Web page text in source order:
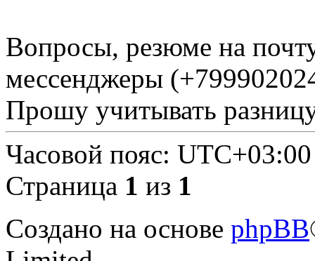
Вопросы, резюме на
мессенджеры
Прошу учитывать
Часовой пояс: UTC+03:00
Страница 1 из 1
Создано на основе phpBB